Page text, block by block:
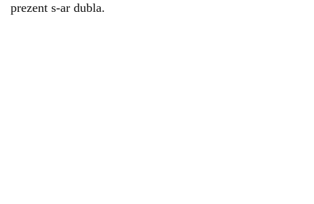
prezent s-ar dubla.